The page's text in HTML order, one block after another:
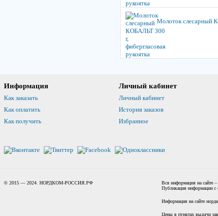
Молоток слесарный
Информация
Как заказать
Как оплатить
Как получить
Личный кабинет
Личный кабинет
История заказов
Избранное
© 2015 — 2024. НОРДКОМ-РОССИЯ.РФ
Вся информация на сайте –
Публикация информации с
Информация на сайте
Цены в пунктах выдачи